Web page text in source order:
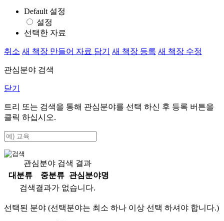
Default 설정
설정
선택한 자료
취소 새 책장 만들어 자료 담기 새 책장 등록 새 책장 수정
관심분야 검색
닫기
트리 또는 검색을 통해 관심분야를 선택 하신 후 등록 버튼을
클릭 하십시오.
관심분야 검색 결과
대분류
중분류
관심분야명
검색결과가 없습니다.
선택된 분야 (선택분야는 최소 하나 이상 선택 하셔야 합니다.)